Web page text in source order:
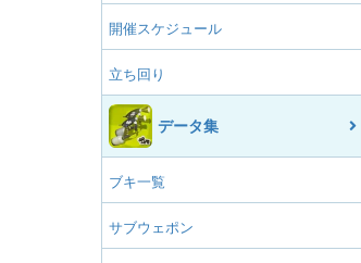
開催スケジュール
立ち回り
データ集
ブキ一覧
サブウェポン